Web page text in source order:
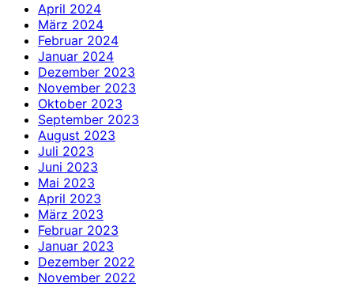
April 2024
März 2024
Februar 2024
Januar 2024
Dezember 2023
November 2023
Oktober 2023
September 2023
August 2023
Juli 2023
Juni 2023
Mai 2023
April 2023
März 2023
Februar 2023
Januar 2023
Dezember 2022
November 2022